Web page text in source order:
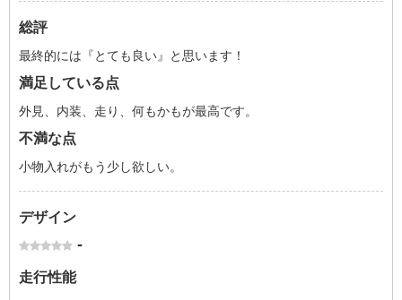
総評
最終的には『とても良い』と思います！
満足している点
外見、内装、走り、何もかもが最高です。
不満な点
小物入れがもう少し欲しい。
デザイン
-
走行性能